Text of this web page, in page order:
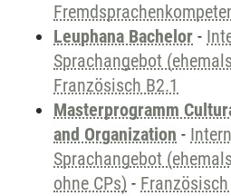
Leuphana Bachelor -
Sprachangebot
Französisch B2.1
Masterprogramm
and Organization -
Sprachangebot
ohne CPs) - Französisch